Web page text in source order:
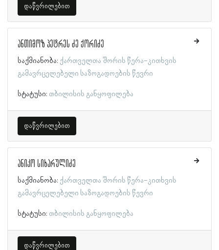
დაწვრილებით
ანთიმოზ პეტრეს ძე ქორიძე
საქმიანობა: ქართველთა შორის წერა-კითხვის
გამავრცელებელი საზოგადოების წევრი
სტატუსი: თბილისის განყოფილება
დაწვრილებით
ანიკო სიხარულიძე
საქმიანობა: ქართველთა შორის წერა-კითხვის
გამავრცელებელი საზოგადოების წევრი
სტატუსი: თბილისის განყოფილება
დაწვრილებით